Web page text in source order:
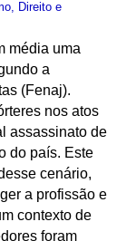
Direito e
média uma
a
(Fenaj).
nos atos
assassinato de
do país. Este
cenário,
a profissão e
contexto de
foram